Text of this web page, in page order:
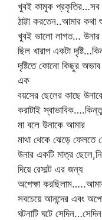
খুবই কামুক প্রকৃতির…সব
ঠাট্টা করতেন..আমার কথা
খুবই ভালো লাগত… উনার
ছিল খারাপ একটা
দৃষ্টিতে কোনো কিছুর
এক
বয়সের ছেলের কাছে
করাটাই
মা বলে উনাকে আমার
মাথা থেকে ঝেড়ে ফেলতে
উনার একটি মাত্র
দিয়ে রেসাল্ট এর জন্য
অপেক্ষা
সবচেয়ে আনন্দের এবং
ঘটনাটি ঘটে